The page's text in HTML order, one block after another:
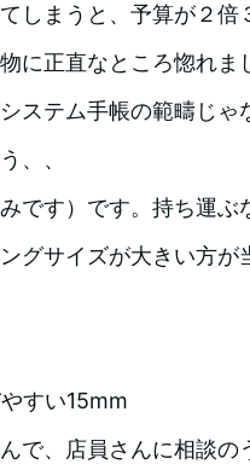
しまうと、予算が２倍
に正直なところ惚れま
ステム手帳の範疇じゃ
、、
です）です。持ち運ぶ
グサイズが大きい方が
すい15mm
で、店員さんに相談の